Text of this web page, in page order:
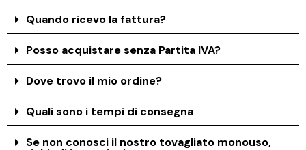
Quando ricevo la fattura?
Posso acquistare senza Partita IVA?
Dove trovo il mio ordine?
Quali sono i tempi di consegna
Se non conosci il nostro tovagliato monouso,